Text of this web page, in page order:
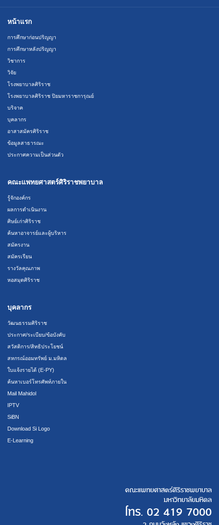
หน้าแรก
การศึกษาก่อนปริญญา
การศึกษาหลังปริญญา
วิชาการ
วิจัย
โรงพยาบาลศิริราช
โรงพยาบาลศิริราช ปิยมหาราชการุณย์
บริจาค
บุคลากร
อาสาสมัครศิริราช
ข้อมูลสาธารณะ
ประกาศความเป็นส่วนตัว
คณะแพทยศาสตร์ศิริราชพยาบาล
รู้จักองค์กร
ผลการดำเนินงาน
ศิษย์เก่าศิริราช
ค้นหาอาจารย์และผู้บริหาร
สมัครงาน
สมัครเรียน
รางวัลคุณภาพ
หอสมุดศิริราช
บุคลากร
วัฒนธรรมศิริราช
ประกาศ/ระเบียบ/ข้อบังคับ
สวัสดิการ/สิทธิประโยชน์
สหกรณ์ออมทรัพย์ ม.มหิดล
ใบแจ้งรายได้ (E-PY)
ค้นหาเบอร์โทรศัพท์ภายใน
Mail Mahidol
IPTV
SiBN
Download Si Logo
E-Learning
คณะแพทยศาสตร์ศิริราชพยาบาล
มหาวิทยาลัยมหิดล
โทร. 02 419 7000